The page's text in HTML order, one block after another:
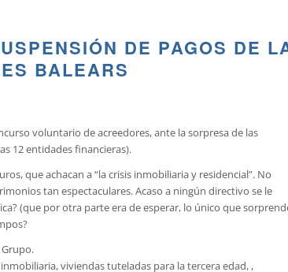
DE PAGOS DE
BALEARS
voluntario de acreedores, ante la sorpresa de las
12 entidades financieras).
que achacan a “la crisis inmobiliaria y residencial”. No
tan espectaculares. Acaso a ningún directivo se le
(que por otra parte era de esperar, lo único que
viviendas tuteladas para la tercera edad, ,